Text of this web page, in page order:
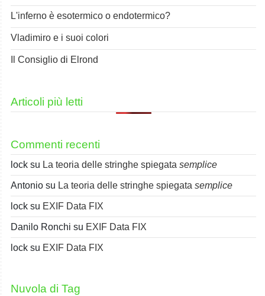
L'inferno è esotermico o endotermico?
Vladimiro e i suoi colori
Il Consiglio di Elrond
Articoli più letti
Commenti recenti
lock su La teoria delle stringhe spiegata semplice
Antonio su La teoria delle stringhe spiegata semplice
lock su EXIF Data FIX
Danilo Ronchi su EXIF Data FIX
lock su EXIF Data FIX
Nuvola di Tag